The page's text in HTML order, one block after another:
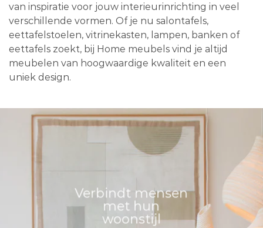
van inspiratie voor jouw interieurinrichting in veel
verschillende vormen. Of je nu salontafels,
eettafelstoelen, vitrinekasten, lampen, banken of
eettafels zoekt, bij Home meubels vind je altijd
meubelen van hoogwaardige kwaliteit en een
uniek design.
Verbindt mensen
met hun
woonstijl